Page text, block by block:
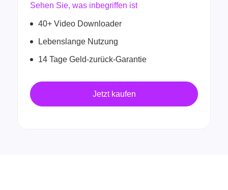
Sehen Sie, was inbegriffen ist
40+ Video Downloader
Lebenslange Nutzung
14 Tage Geld-zurück-Garantie
Jetzt kaufen